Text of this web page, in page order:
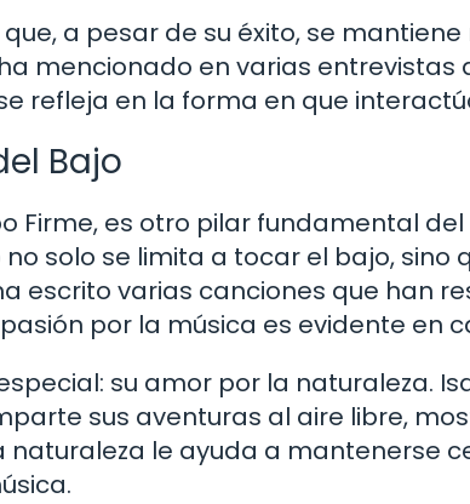
a pesar de su éxito, se
mencionado en varias entrevistas
refleja en la forma en que
Bajo
Firme, es otro pilar fundamental
solo se limita a tocar el bajo, sino
escrito varias canciones que han
por la música es evidente en
su amor por la naturaleza.
sus aventuras al aire libre,
naturaleza le ayuda a mantenerse